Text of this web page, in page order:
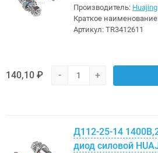
Производитель:
Краткое
Артикул: TR3412611
140,10 ₽ - +
Д112-25-14
диод силовой